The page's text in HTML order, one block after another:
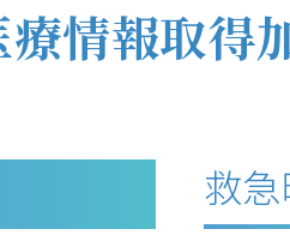
情報取得
救